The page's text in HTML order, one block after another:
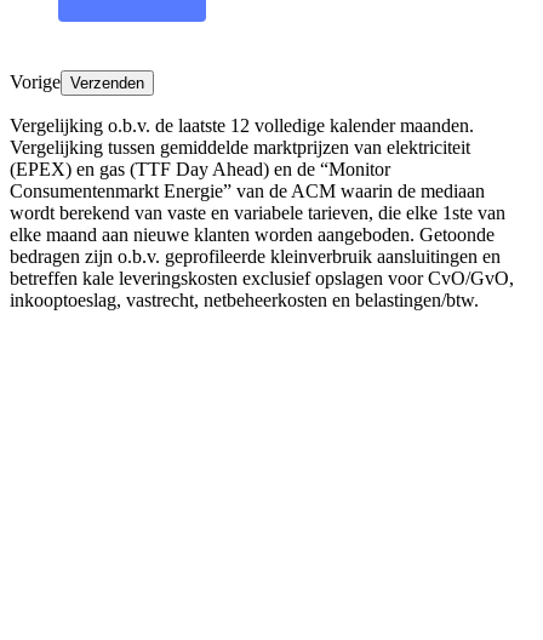
Vorige Verzenden
Vergelijking o.b.v. de laatste 12 volledige kalender maanden.
Vergelijking tussen gemiddelde marktprijzen van elektriciteit
(EPEX) en gas (TTF Day Ahead) en de “Monitor
Consumentenmarkt Energie” van de ACM waarin de mediaan
wordt berekend van vaste en variabele tarieven, die elke 1ste van
elke maand aan nieuwe klanten worden aangeboden. Getoonde
bedragen zijn o.b.v. geprofileerde kleinverbruik aansluitingen en
betreffen kale leveringskosten exclusief opslagen voor CvO/GvO,
inkooptoeslag, vastrecht, netbeheerkosten en belastingen/btw.